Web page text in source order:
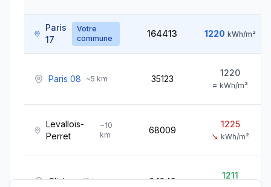
Paris
17
Votre
commune
164413 1220 kWh/m²
Paris 08 ~5 km 35123
1220
= kWh/m²
Levallois-
Perret
~10
km
68009
1225
↘ kWh/m²
Clichy ~15km 64849
1211